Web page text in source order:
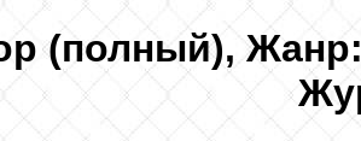
(полный),